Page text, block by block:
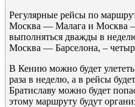
Регулярные рейсы по
Москва — Малага и Москва
выполняться дважды в
Москва — Барселона, –
В Кению можно будет
раза в неделю, а в рейсы
Братиславу можно будет
этому маршруту будут